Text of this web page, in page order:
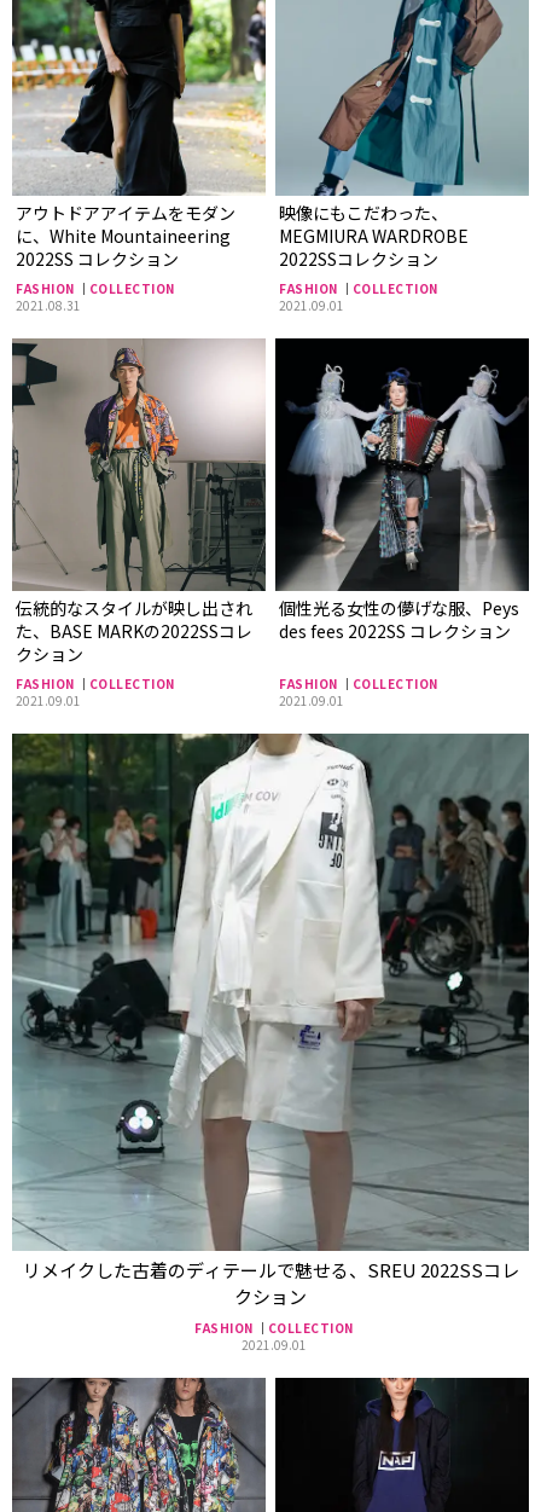
アウトドアアイテムをモダン
に、White Mountaineering
2022SS コレクション
FASHION
COLLECTION
2021.08.31
映像にもこだわった、
MEGMIURA WARDROBE
2022SSコレクション
FASHION
COLLECTION
2021.09.01
伝統的なスタイルが映し出され
た、BASE MARKの2022SSコレ
クション
FASHION
COLLECTION
2021.09.01
個性光る女性の儚げな服、Peys
des fees 2022SS コレクション
FASHION
COLLECTION
2021.09.01
リメイクした古着のディテールで魅せる、SREU 2022SSコレ
クション
FASHION
COLLECTION
2021.09.01